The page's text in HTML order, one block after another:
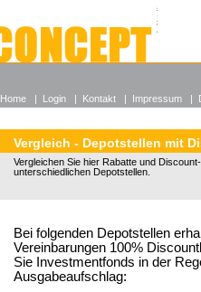
Alle
Wieso
Vergleich - Depotstellen mit
Vergleichen Sie hier Rabatte und
unterschiedlichen Depotstellen.
Bei folgenden Depotstellen
Vereinbarungen 100%
Sie Investmentfonds in der
Ausgabeaufschlag:
Home | Login | Kontakt | Impressum |